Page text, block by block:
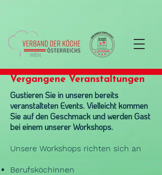
Vergangene Veranstaltungen
Gustieren Sie in unseren bereits
veranstalteten Events. Vielleicht kommen
Sie auf den Geschmack und werden Gast
bei einem unserer Workshops.
Unsere Workshops richten sich an
BerufsköchInnen